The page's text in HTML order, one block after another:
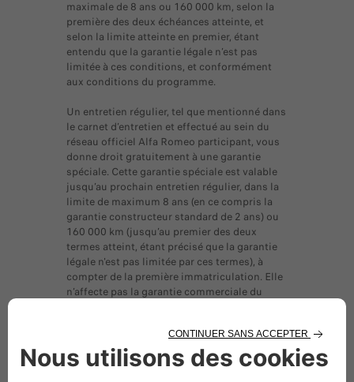
maximale de 8 ans ou 160 000 km, selon la
première des deux échéances atteinte, et
selon la limite atteinte en premier, étant
entendu que la garantie légale n’est pas
limitée à ces conditions, et conformément
aux conditions du programme.
Un entretien régulier, tel que mentionné dans
le carnet d’entretien et effectué au sein du
réseau officiel Alfa Romeo participant, vous
donne droit gratuitement à une garantie
spéciale. Cette garantie spéciale est valable
jusqu’au prochain entretien régulier, dans la
limite de maximum 8 ans (en ce compris la
garantie constructeur standard de 2 ans) ou
160 000 km (jusqu’au premier des deux
termes atteint, étant précisé que la garantie
légale n'est pas limitée par ces termes), à
compter de la première immatriculation. Elle
n’affecte pas la garantie commerciale du
effectué. Elle ne limite pas les droits du
consommateur en vertu de la garantie légale.